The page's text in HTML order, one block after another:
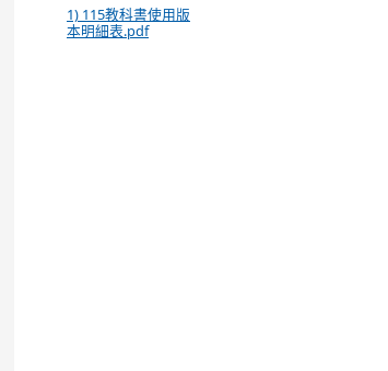
1) 115教科書使用版
本明細表.pdf